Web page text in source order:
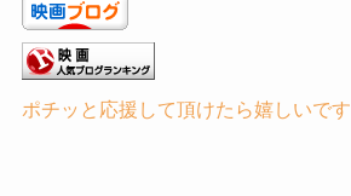
ポチッと応援して頂けたら嬉しいです